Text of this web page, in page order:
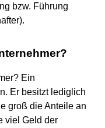
bzw. Führung
Ein
Er besitzt lediglich
groß die Anteile an
viel Geld der